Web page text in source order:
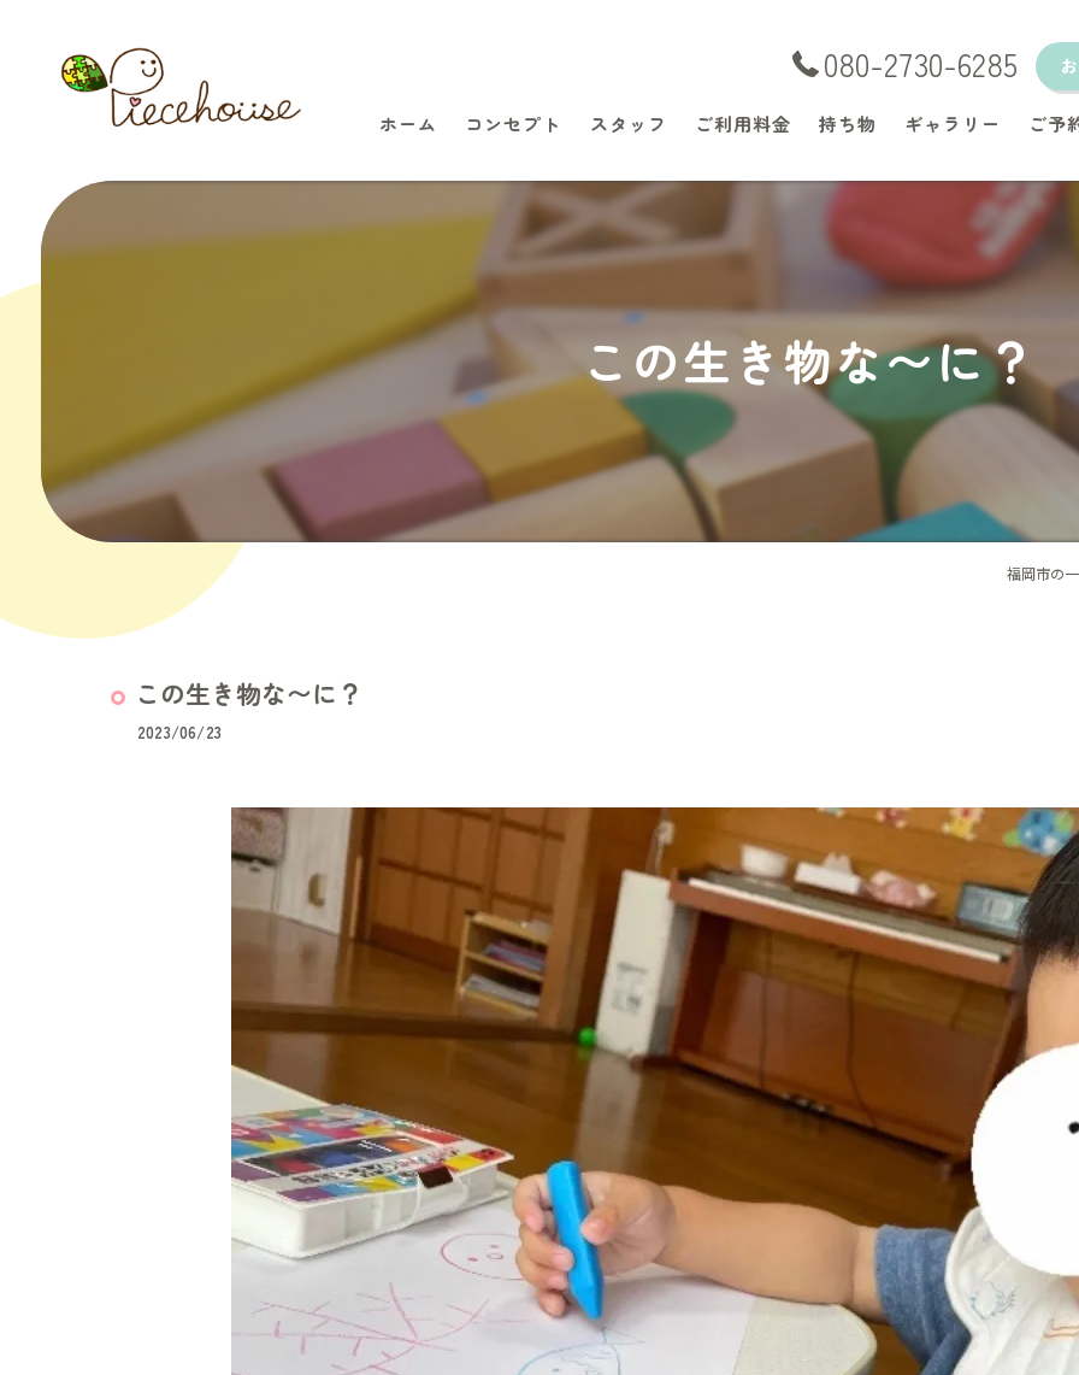
080-2730-6285
ホーム コンセプト スタッフ ご利用料金 持ち物 ギャラリー ご予
この生き物な〜に？
福岡市の
この生き物な〜に？
2023/06/23